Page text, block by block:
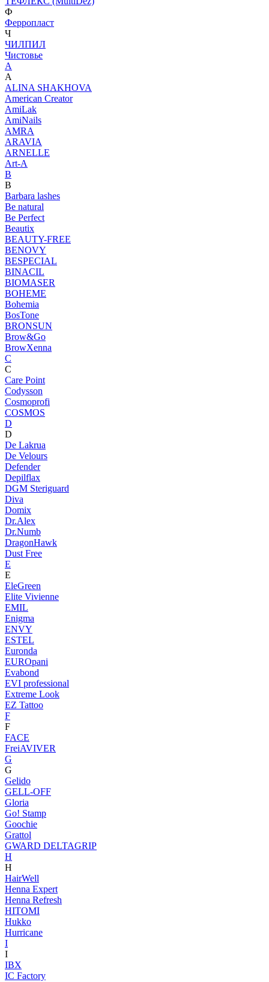
Ф
Ферропласт
Ч
ЧИЛПИЛ
Чистовье
A
A
ALINA SHAKHOVA
American Creator
AmiLak
AmiNails
AMRA
ARAVIA
ARNELLE
Art-A
B
B
Barbara lashes
Be natural
Be Perfect
Beautix
BEAUTY-FREE
BENOVY
BESPECIAL
BINACIL
BIOMASER
BOHEME
Bohemia
BosTone
BRONSUN
Brow&Go
BrowXenna
C
C
Care Point
Codysson
Cosmoprofi
COSMOS
D
D
De Lakrua
De Velours
Defender
Depilflax
DGM Steriguard
Diva
Domix
Dr.Alex
Dr.Numb
DragonHawk
Dust Free
E
E
EleGreen
Elite Vivienne
EMIL
Enigma
ENVY
ESTEL
Euronda
EUROpani
Evabond
EVI professional
Extreme Look
EZ Tattoo
F
F
FACE
FreiAVIVER
G
G
Gelido
GELL-OFF
Gloria
Go! Stamp
Goochie
Grattol
GWARD DELTAGRIP
H
H
HairWell
Henna Expert
Henna Refresh
HITOMI
Hukko
Hurricane
I
I
IBX
IC Factory